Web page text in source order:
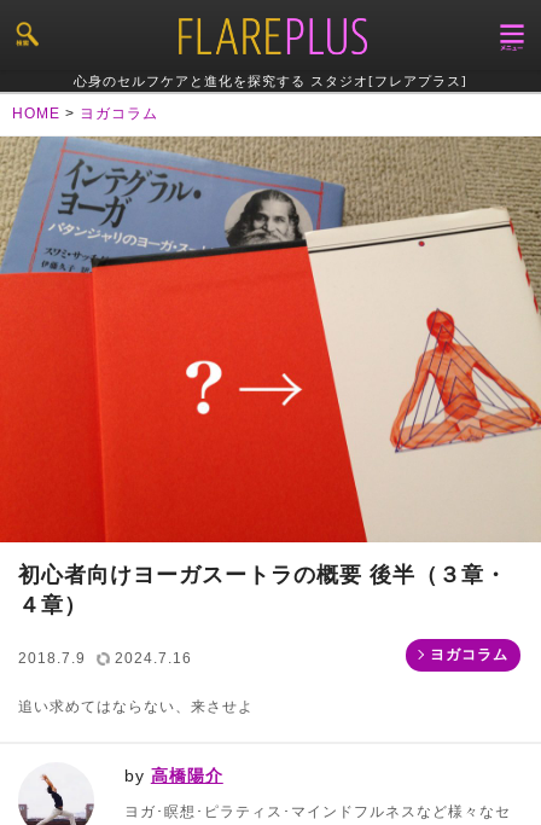
心身のセルフケアと進化を探究する スタジオ[フレアプラス]
HOME > ヨガコラム
初心者向けヨーガスートラの概要 後半（３章・
４章）
2018.7.9 2024.7.16 ヨガコラム
追い求めてはならない、来させよ
by 高橋陽介
ヨガ･瞑想･ピラティス･マインドフルネスなど様々なセ